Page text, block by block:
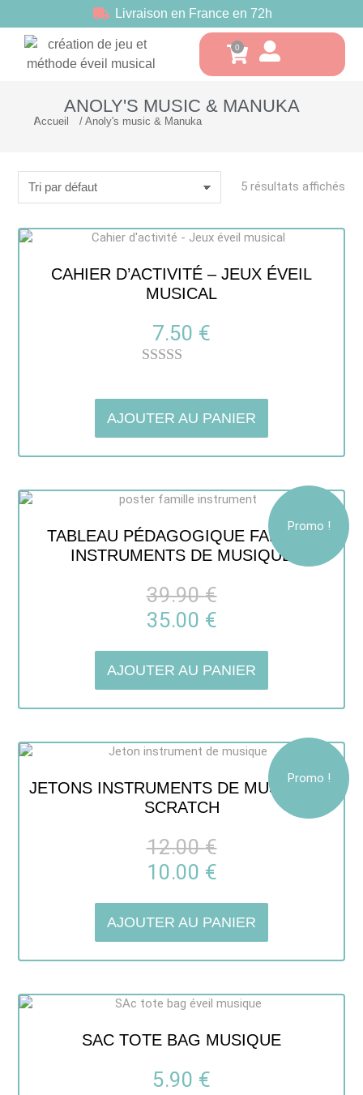
Livraison en France en 72h
ANOLY'S MUSIC & MANUKA
Vous êtes ici :
Accueil Anoly's music & Manuka
5 résultats affichés
CAHIER D’ACTIVITÉ – JEUX ÉVEIL
MUSICAL
7.50 €
sur 5
AJOUTER AU PANIER
Promo !
TABLEAU PÉDAGOGIQUE FAMILLE
INSTRUMENTS DE MUSIQUE
39.90€
35.00 €
AJOUTER AU PANIER
Promo !
JETONS INSTRUMENTS DE MUSIQUE À
SCRATCH
12.00€
10.00 €
AJOUTER AU PANIER
SAC TOTE BAG MUSIQUE
5.90 €